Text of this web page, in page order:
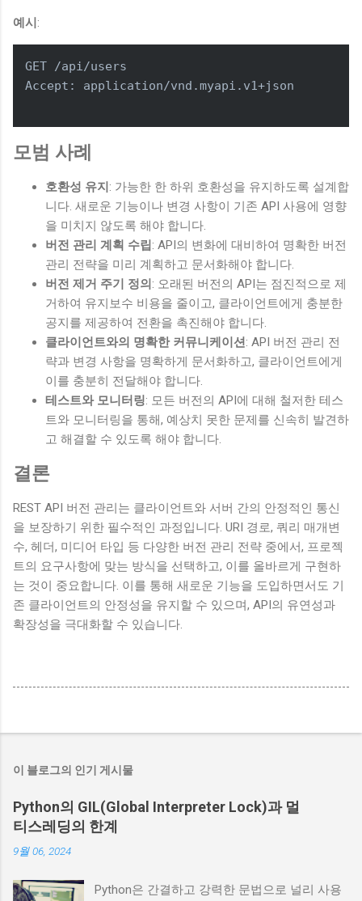
예시 :
GET /api/users
Accept: application/vnd.myapi.v1+json
모범 사례
호환성 유지 : 가능한 한 하위 호환성을 유지하도록 설계합
니다. 새로운 기능이나 변경 사항이 기존 API 사용에 영향
을 미치지 않도록 해야 합니다.
버전 관리 계획 수립 : API의 변화에 대비하여 명확한 버전
관리 전략을 미리 계획하고 문서화해야 합니다.
버전 제거 주기 정의 : 오래된 버전의 API는 점진적으로 제
거하여 유지보수 비용을 줄이고, 클라이언트에게 충분한
공지를 제공하여 전환을 촉진해야 합니다.
클라이언트와의 명확한 커뮤니케이션: API 버전 관리 전
략과 변경 사항을 명확하게 문서화하고, 클라이언트에게
이를 충분히 전달해야 합니다.
테스트와 모니터링: 모든 버전의 API에 대해 철저한 테스
트와 모니터링을 통해, 예상치 못한 문제를 신속히 발견하
고 해결할 수 있도록 해야 합니다.
결론
REST API 버전 관리는 클라이언트와 서버 간의 안정적인 통신
을 보장하기 위한 필수적인 과정입니다. URI 경로, 쿼리 매개변
수, 헤더, 미디어 타입 등 다양한 버전 관리 전략 중에서, 프로젝
트의 요구사항에 맞는 방식을 선택하고, 이를 올바르게 구현하
는 것이 중요합니다. 이를 통해 새로운 기능을 도입하면서도 기
존 클라이언트의 안정성을 유지할 수 있으며, API의 유연성과
확장성을 극대화할 수 있습니다.
이 블로그의 인기 게시물
Python의 GIL(Global Interpreter Lock)과 멀
티스레딩의 한계
9월 06, 2024
Python은 간결하고 강력한 문법으로 널리 사용